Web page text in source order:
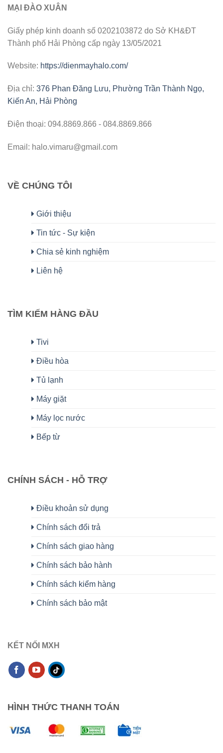
MẠI ĐÀO XUÂN
Giấy phép kinh doanh số 0202103872 do Sở KH&ĐT
Thành phố Hải Phòng cấp ngày 13/05/2021
Website: https://dienmayhalo.com/
Địa chỉ: 376 Phan Đăng Lưu, Phường Trần Thành Ngọ,
Kiến An, Hải Phòng
Điện thoại: 094.8869.866 - 084.8869.866
Email: halo.vimaru@gmail.com
VỀ CHÚNG TÔI
Giới thiệu
Tin tức - Sự kiện
Chia sẻ kinh nghiệm
Liên hệ
TÌM KIẾM HÀNG ĐẦU
Tivi
Điều hòa
Tủ lạnh
Máy giặt
Máy lọc nước
Bếp từ
CHÍNH SÁCH - HỖ TRỢ
Điều khoản sử dụng
Chính sách đổi trả
Chính sách giao hàng
Chính sách bảo hành
Chính sách kiểm hàng
Chính sách bảo mật
KẾT NỐI MXH
HÌNH THỨC THANH TOÁN